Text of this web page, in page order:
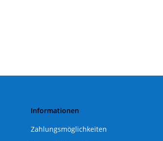
Informationen
Zahlungsmöglichkeiten